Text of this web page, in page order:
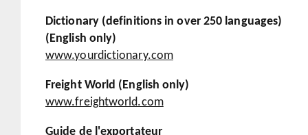
Dictionary (definitions in over 250 languages)
(English only)
www.yourdictionary.com
Freight World (English only)
www.freightworld.com
Guide de l'exportateur